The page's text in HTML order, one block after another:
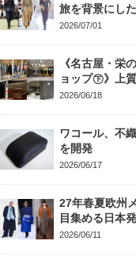
旅を背景にし
2026/07/01
《名古屋・栄
ョップ㊦》上
2026/06/18
ワコール、不
を開発
2026/06/17
27年春夏欧州
目集める日本
2026/06/11